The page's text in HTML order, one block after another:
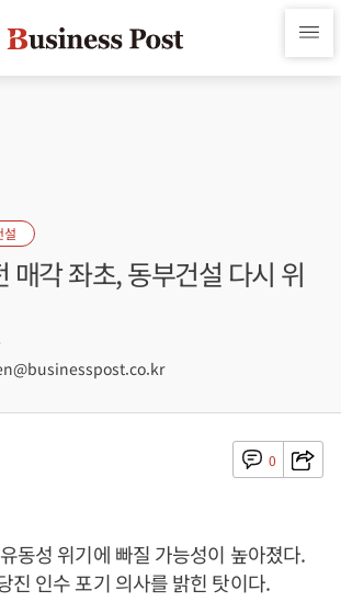
설
매각 좌초, 동부건설 다시 위
0
동성 위기에 빠질 가능성이 높아졌다.
진 인수 포기 의사를 밝힌 탓이다.